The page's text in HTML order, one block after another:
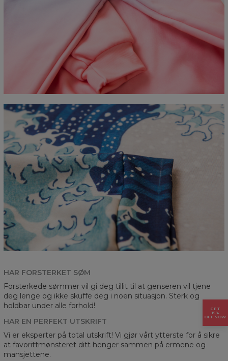
HAR FORSTERKET SØM
Forsterkede sømmer vil gi deg tillit til at genseren vil tjene
deg lenge og ikke skuffe deg i noen situasjon. Sterk og
holdbar under alle forhold!
HAR EN PERFEKT UTSKRIFT
Vi er eksperter på total utskrift! Vi gjør vårt ytterste for å sikre
at favorittmønsteret ditt henger sammen på ermene og
mansjettene.
GET
15%
OFF NOW